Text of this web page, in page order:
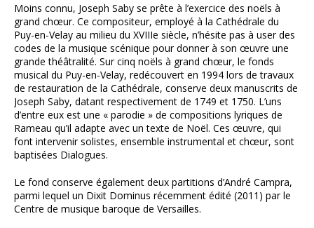
Moins connu, Joseph Saby se prête à l’exercice des noëls à
grand chœur. Ce compositeur, employé à la Cathédrale du
Puy-en-Velay au milieu du XVIIIe siècle, n’hésite pas à user des
codes de la musique scénique pour donner à son œuvre une
grande théâtralité. Sur cinq noëls à grand chœur, le fonds
musical du Puy-en-Velay, redécouvert en 1994 lors de travaux
de restauration de la Cathédrale, conserve deux manuscrits de
Joseph Saby, datant respectivement de 1749 et 1750. L’uns
d’entre eux est une « parodie » de compositions lyriques de
Rameau qu’il adapte avec un texte de Noël. Ces œuvre, qui
font intervenir solistes, ensemble instrumental et chœur, sont
baptisées Dialogues.
Le fond conserve également deux partitions d’André Campra,
parmi lequel un Dixit Dominus récemment édité (2011) par le
Centre de musique baroque de Versailles.